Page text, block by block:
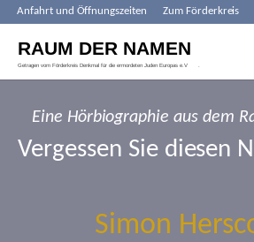
Anfahrt und Öffnungszeiten Zum Förderkreis
Eine Hörbiographie aus dem
Vergessen Sie diesen
Simon